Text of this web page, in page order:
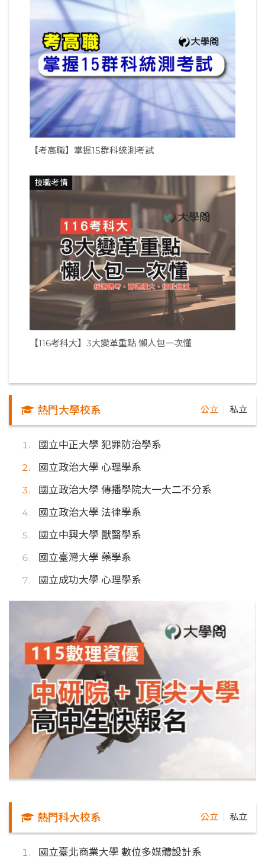
【考高職】掌握15群科統測考試
技職考情
【116考科大】3大變革重點 懶人包一次懂
熱門大學校系 公立 ｜ 私立
國立中正大學 犯罪防治學系
國立政治大學 心理學系
國立政治大學 傳播學院大一大二不分系
國立政治大學 法律學系
國立中興大學 獸醫學系
國立臺灣大學 藥學系
國立成功大學 心理學系
熱門科大校系 公立 私立
國立臺北商業大學 數位多媒體設計系